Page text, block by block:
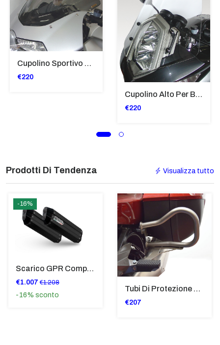
Cupolino Sportivo Per Bmw K 1200 R Sport 2005-07 TRASPARENTE - Sc967-T
€220
Cupolino Alto Per Bmw R 1200 St 2004 - 2007 TRASPARENTE - Sc950-T
€220
Prodotti Di Tendenza Visualizza tutto
-16%
Scarico GPR Compatibile Con Bmw K 1600 Gt 2017-2021 - Hyper Sonic Black Titanium
€1.007 €1.208
-16% sconto
Tubi Di Protezione Bauli Posteriori Per Bmw K 1600 Gt/Gtl (2010>2016) GIALLO - TB8025-K1600GTL
€207